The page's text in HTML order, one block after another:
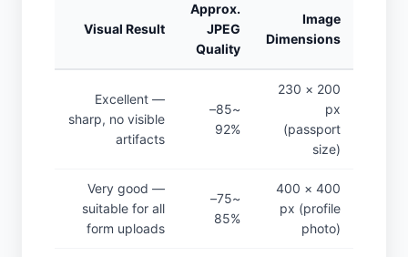
Image
Dimensions
Approx.
JPEG
Quality
Visual Result
200 × 230
px
(passport
size)
~85–
92%
Excellent —
sharp, no visible
artifacts
400 × 400
px (profile
photo)
~75–
85%
Very good —
suitable for all
form uploads